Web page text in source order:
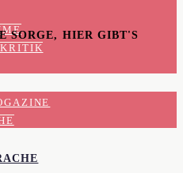
SORGE, HIER GIBT'S